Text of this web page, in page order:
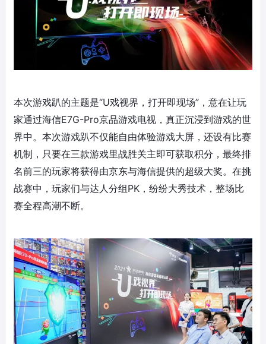
本次游戏趴的主题是“U戏视界，打开即现场”，意在让玩
家通过海信E7G-Pro京品游戏电视，真正沉浸到游戏的世
界中。本次游戏趴不仅能自由体验游戏大屏，还设有比赛
机制，只要在三款游戏里战胜关主即可获取积分，最终排
名前三的玩家将获得由京东与海信提供的超级大奖。在挑
战赛中，玩家们与达人分组PK，纷纷大秀技术，整场比
赛全程高潮不断。